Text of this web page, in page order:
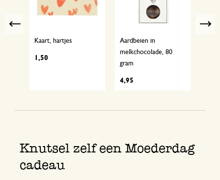
Kaart, hartjes
1,50
Aardbeien in
melkchocolade, 80
gram
4,95
Knutsel zelf een Moederdag
cadeau